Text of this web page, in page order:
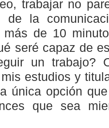
trabajar no
de la
más de 10
seré capaz de
un trabajo?
estudios y
única opción
que sea